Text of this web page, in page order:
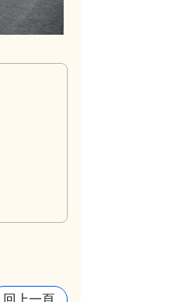
回上一頁